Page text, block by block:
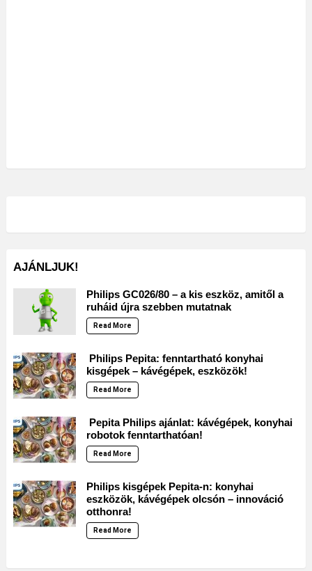
AJÁNLJUK!
Philips GC026/80 – a kis eszköz, amitől a
ruháid újra szebben mutatnak
Read More
Philips Pepita: fenntartható konyhai
kisgépek – kávégépek, eszközök!
Read More
Pepita Philips ajánlat: kávégépek, konyhai
robotok fenntarthatóan!
Read More
Philips kisgépek Pepita-n: konyhai
eszközök, kávégépek olcsón – innováció
otthonra!
Read More